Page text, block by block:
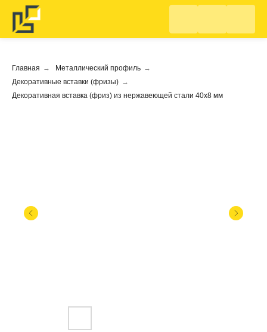
Главная → Металлический профиль →
Декоративные вставки (фризы) →
Декоративная вставка (фриз) из нержавеющей стали 40х8 мм